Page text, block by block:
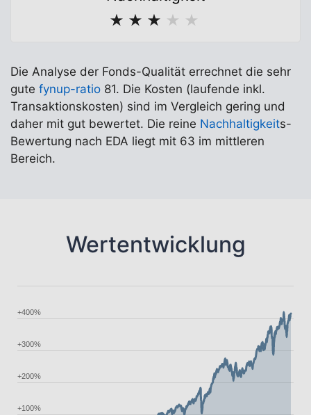
★ ★ ★ ★ ★
Die Analyse der Fonds-Qualität errechnet die sehr
gute fynup-ratio 81. Die Kosten (laufende inkl.
Transaktionskosten) sind im Vergleich gering und
daher mit gut bewertet. Die reine Nachhaltigkeits-
Bewertung nach EDA liegt mit 63 im mittleren
Bereich.
Wertentwicklung
+100%
+200%
+300%
+400%